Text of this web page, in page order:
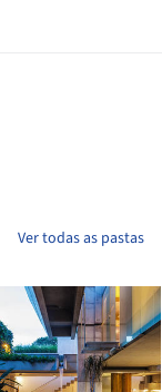
Ver todas as pastas